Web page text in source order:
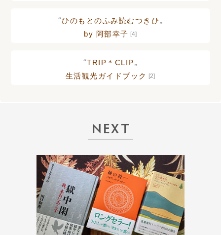
“ひのもとのふみ読むつきひ„
by 阿部幸子 [4]
“TRIP＊CLIP„
生活観光ガイドブック [2]
NEXT